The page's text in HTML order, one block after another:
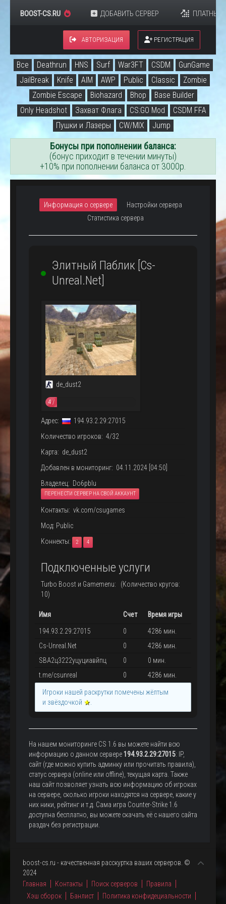
BOOST-CS.RU ДОБАВИТЬ СЕРВЕР ПЛАТНЫЕ
АВТОРИЗАЦИЯ РЕГИСТРАЦИЯ
Все Deathrun HNS Surf War3FT CSDM
GunGame
JailBreak
Knife AIM AWP Public Classic
Zombie
Zombie Escape
Biohazard Bhop
Base Builder
Only Headshot
Захват Флага CS:GO Mod
CSDM FFA
Пушки и Лазеры
CW/MIX Jump
Бонусы при пополнении баланса:
(бонус приходит в течении минуты)
+10% при пополнении баланса от 3000р.
Информация о сервере
Настройки сервера
Статистика сервера
Элитный Паблик [Cs-
Unreal.Net]
de_dust2
4 /
Адрес:
194.93.2.29:27015
Количество игроков: 4/32
Карта: de_dust2
Добавлен в мониторинг: 04.11.2024 [04:50]
Владелец: Do6pbIu
ПЕРЕНЕСТИ СЕРВЕР НА СВОЙ АККАУНТ
Контакты: vk.com/csugames
Мод: Public
Коннекты:
2 4
Подключенные услуги
Turbo Boost и Gamemenu: (Количество кругов:
10)
Имя Счет Время игры
194.93.2.29:27015 0
4286 мин.
Cs-Unreal.Net
0
4286 мин.
SBA2ц3222уцуциавйпц
0
0 мин.
t.me/csunreal
0 4286 мин.
Игроки нашей раскрутки помечены жёлтым
и звёздочкой ★
На нашем мониторинге CS 1.6 вы можете найти всю
информацию о данном сервере194.93.2.29:27015: IP,
сайт (где можно купить админку или прочитать правила),
статус сервера (online или offline), текущая карта. Также
наш сайт позволяет узнать всю информацию об игроках
на сервере, сколько игроки находятся на сервере, какие у
них ники, рейтинг и т.д. Сама игра Counter-Strike 1.6
доступна бесплатно, вы можете скачать её с нашего сайта
раздач без регистрации.
boost-cs.ru - качественная расскуртка ваших серверов. ©
2024
Главная
Контакты Поиск серверов
Правила
Хэш сборок
Банлист
Политика конфидециальности